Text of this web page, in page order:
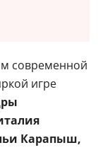
современной
игре
Карапыш,